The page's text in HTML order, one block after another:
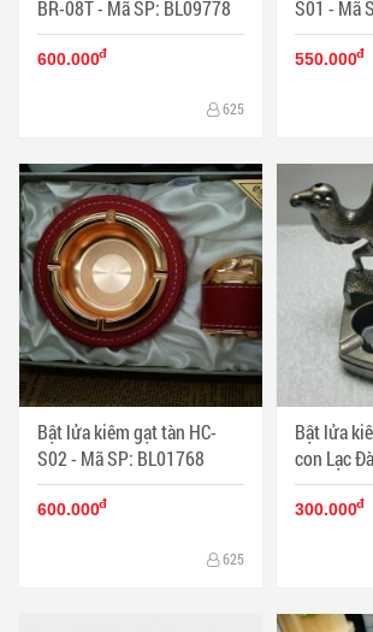
BR-08T - Mã SP: BL09778
600.000đ
625
S01 -
550.000đ
Bật lửa kiêm gạt tàn HC-
S02 - Mã SP: BL01768
600.000đ
625
Bật lửa
con Lạc Đà - Mã SP:
BL09192
300.000đ